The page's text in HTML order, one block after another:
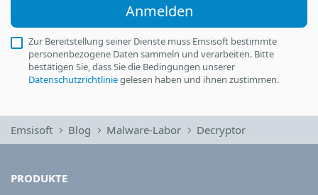
Anmelden
Zur Bereitstellung seiner Dienste muss Emsisoft bestimmte
personenbezogene Daten sammeln und verarbeiten. Bitte
bestätigen Sie, dass Sie die Bedingungen unserer
Datenschutzrichtliniegelesen haben und ihnen zustimmen.
Emsisoft Blog Malware-Labor Decryptor
PRODUKTE